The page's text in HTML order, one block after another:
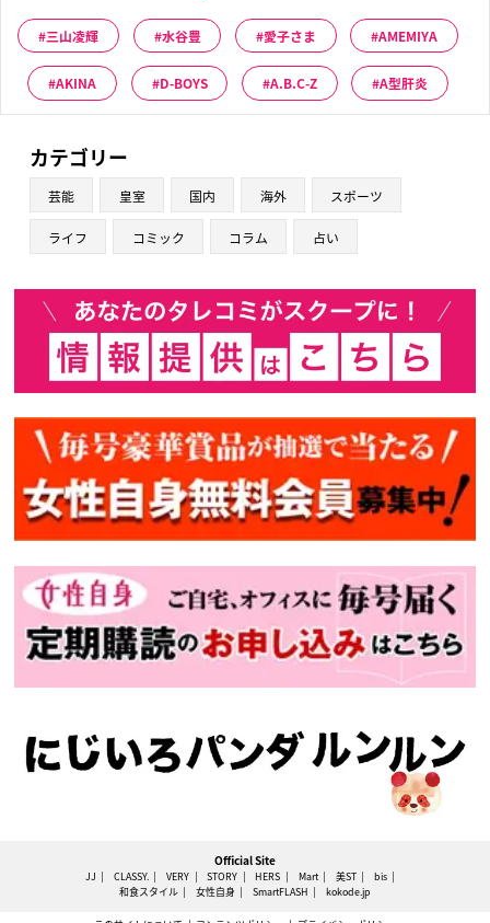
三山凌輝 水谷豊 愛子さま AMEMIYA
AKINA D-BOYS A.B.C-Z A型肝炎
カテゴリー
芸能 皇室 国内 海外 スポーツ
ライフ コミック コラム 占い
Official Site
JJ CLASSY. VERY STORY HERS Mart 美ST
bis
和食スタイル
女性自身 SmartFLASH kokode.jp